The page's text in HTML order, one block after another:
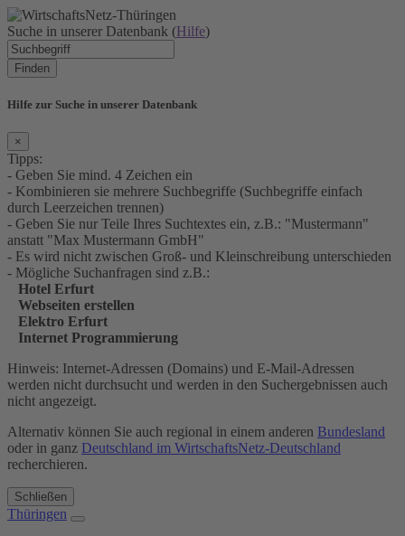
Suche in unserer Datenbank (Hilfe)
Finden
Hilfe zur Suche in unserer Datenbank
×
Tipps:
- Geben Sie mind. 4 Zeichen ein
- Kombinieren sie mehrere Suchbegriffe (Suchbegriffe einfach
durch Leerzeichen trennen)
- Geben Sie nur Teile Ihres Suchtextes ein, z.B.: "Mustermann"
anstatt "Max Mustermann GmbH"
- Es wird nicht zwischen Groß- und Kleinschreibung unterschieden
- Mögliche Suchanfragen sind z.B.:
Hotel Erfurt
Webseiten erstellen
Elektro Erfurt
Internet Programmierung
Hinweis: Internet-Adressen (Domains) und E-Mail-Adressen
werden nicht durchsucht und werden in den Suchergebnissen auch
nicht angezeigt.
Alternativ können Sie auch regional in einem anderen Bundesland
oder in ganz Deutschland im WirtschaftsNetz-Deutschland
recherchieren.
Schließen
Thüringen